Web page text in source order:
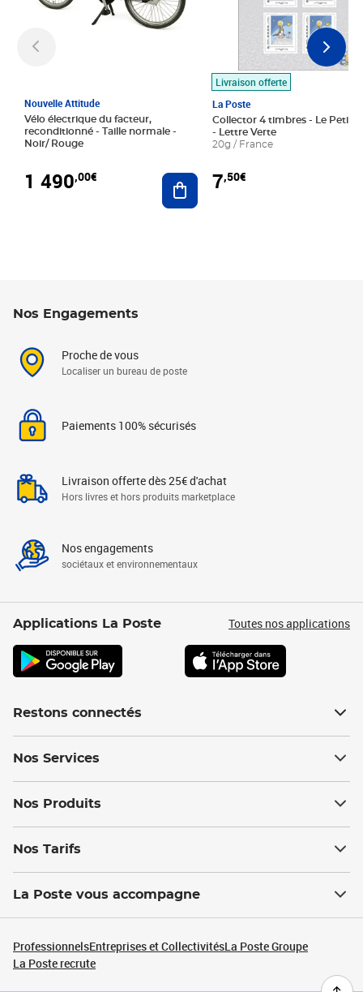
Nouvelle Attitude
Vélo électrique du facteur,
reconditionné - Taille normale -
Noir/ Rouge
1 490,00€ Ajouter au panier
Livraison offerte
La Poste
Collector 4 timbres - Le Petit
- Lettre Verte
20g / France
7,50€
Nos Engagements
Proche de vous
Localiser un bureau de poste
Paiements 100% sécurisés
Livraison offerte dès 25€ d'achat
Hors livres et hors produits marketplace
Nos engagements
sociétaux et environnementaux
Applications La Poste Toutes nos applications
Restons connectés
Nos Services
Nos Produits
Nos Tarifs
La Poste vous accompagne
ProfessionnelsEntreprises et CollectivitésLa Poste Groupe
La Poste recrute